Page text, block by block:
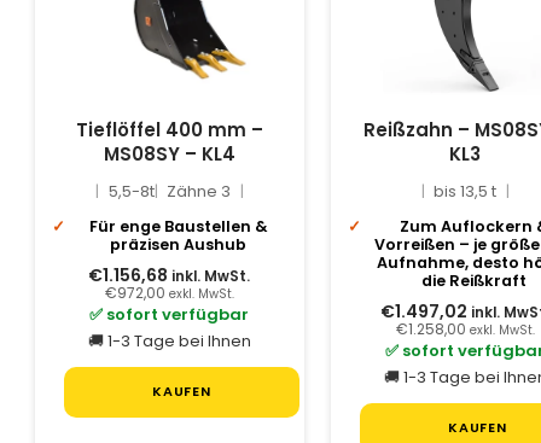
Tieflöffel 400 mm –
MS08SY – KL4
5,5-8t Zähne 3
Für enge Baustellen &
präzisen Aushub
€1.156,68 inkl. MwSt.
€972,00 exkl. MwSt.
✅ sofort verfügbar
🚚 1-3 Tage bei Ihnen
KAUFEN
Reißzahn –
KL3
bis 13,5 t
Zum Auflockern
Vorreißen – je
Aufnahme, desto
die Reißkraft
€1.497,02 inkl.
€1.258,00 exkl. MwSt.
✅ sofort
🚚 1-3 Tage bei
KAUFEN